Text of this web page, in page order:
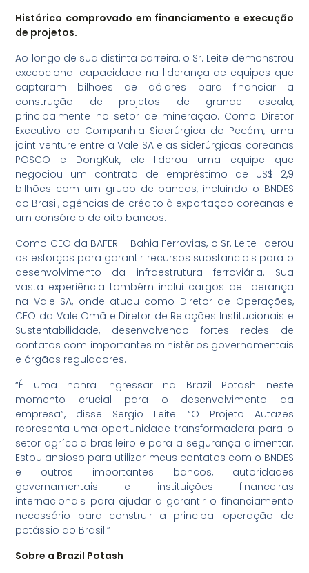
Histórico comprovado em financiamento e execução
de projetos.
Ao longo de sua distinta carreira, o Sr. Leite demonstrou
excepcional capacidade na liderança de equipes que
captaram bilhões de dólares para financiar a
construção de projetos de grande escala,
principalmente no setor de mineração. Como Diretor
Executivo da Companhia Siderúrgica do Pecém, uma
joint venture entre a Vale SA e as siderúrgicas coreanas
POSCO e DongKuk, ele liderou uma equipe que
negociou um contrato de empréstimo de US$ 2,9
bilhões com um grupo de bancos, incluindo o BNDES
do Brasil, agências de crédito à exportação coreanas e
um consórcio de oito bancos.
Como CEO da BAFER – Bahia Ferrovias, o Sr. Leite liderou
os esforços para garantir recursos substanciais para o
desenvolvimento da infraestrutura ferroviária. Sua
vasta experiência também inclui cargos de liderança
na Vale SA, onde atuou como Diretor de Operações,
CEO da Vale Omã e Diretor de Relações Institucionais e
Sustentabilidade, desenvolvendo fortes redes de
contatos com importantes ministérios governamentais
e órgãos reguladores.
“É uma honra ingressar na Brazil Potash neste
momento crucial para o desenvolvimento da
empresa”, disse Sergio Leite. “O Projeto Autazes
representa uma oportunidade transformadora para o
setor agrícola brasileiro e para a segurança alimentar.
Estou ansioso para utilizar meus contatos com o BNDES
e outros importantes bancos, autoridades
governamentais e instituições financeiras
internacionais para ajudar a garantir o financiamento
necessário para construir a principal operação de
potássio do Brasil.”
Sobre a Brazil Potash